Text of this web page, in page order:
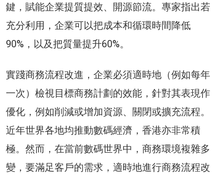
鍵，賦能企業提質提效、開源節流。專家指出若
充分利用，企業可以把成本和循環時間降低
90%，以及把質量提升60%。
實踐商務流程改進，企業必須適時地（例如每年
一次）檢視目標商務計劃的效能，針對其表現作
優化，例如削減或增加資源、關閉或擴充流程。
近年世界各地均推動數碼經濟，香港亦非常積
極。然而，在當前數碼世界中，商務環境複雜多
變，要滿足客戶的需求，適時地進行商務流程改